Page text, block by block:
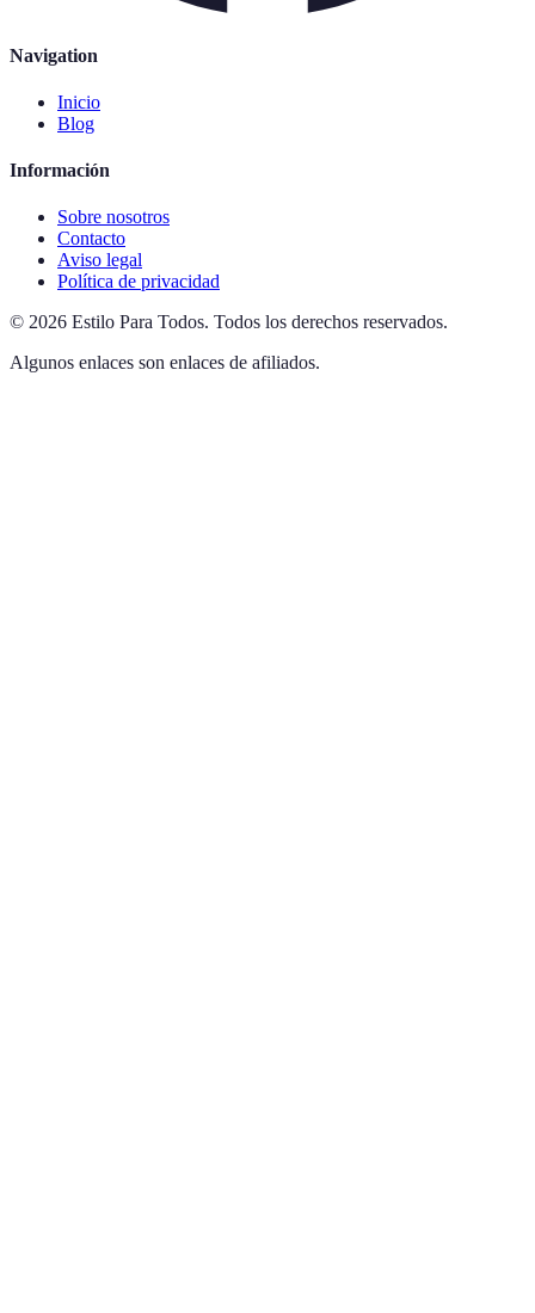
Navigation
Inicio
Blog
Información
Sobre nosotros
Contacto
Aviso legal
Política de privacidad
© 2026 Estilo Para Todos. Todos los derechos reservados.
Algunos enlaces son enlaces de afiliados.